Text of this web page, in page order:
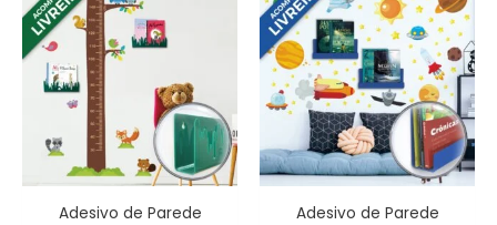
Adesivo de Parede
Adesivo de Parede